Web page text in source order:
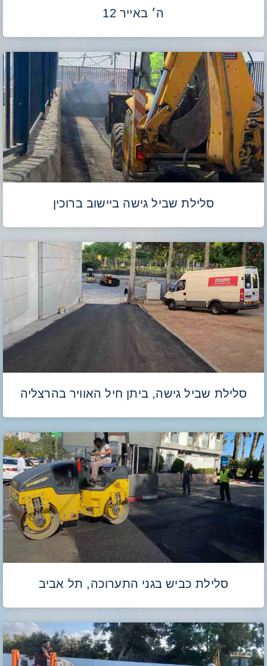
ה׳ באייר 12
סלילת שביל גישה ביישוב ברוכין
סלילת שביל גישה, ביתן חיל האוויר בהרצליה
סלילת כביש בגני התערוכה, תל אביב